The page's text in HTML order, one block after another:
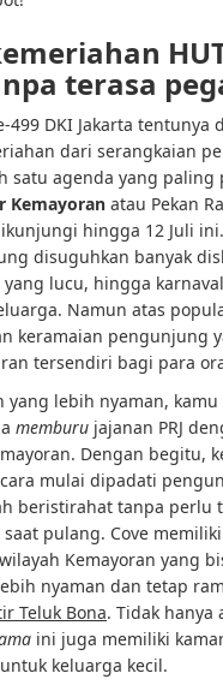
terasa
499 DKI Jakarta tentunya
dari serangkaian
satu agenda yang paling
Kemayoran atau Pekan
hingga 12 Juli
disuguhkan banyak
lucu, hingga
Namun atas
keramaian pengunjung
tersendiri bagi para
yang lebih nyaman, kamu
memburu jajanan PRJ
Dengan begitu,
mulai dipadati
beristirahat tanpa perlu
pulang. Cove memiliki
Kemayoran yang
nyaman dan tetap
Teluk Bona. Tidak hanya
ini juga memiliki
keluarga kecil.